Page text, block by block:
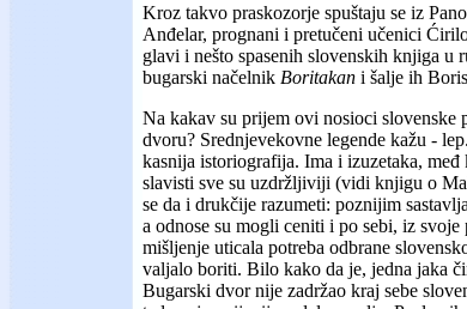
Kroz takvo praskozorje spuštaju se iz
Anđelar, prognani i pretučeni učenici
glavi i nešto spasenih slovenskih knjiga u
bugarski načelnik Boritakan i šalje ih
Na kakav su prijem ovi nosioci slovenske
dvoru? Srednjevekovne legende kažu -
kasnija istoriografija. Ima i izuzetaka,
slavisti sve su uzdržljiviji (vidi knjigu o
se da i drukčije razumeti: poznijim
a odnose su mogli ceniti i po sebi, iz
mišljenje uticala potreba odbrane
valjalo boriti. Bilo kako da je, jedna jaka
Bugarski dvor nije zadržao kraj sebe